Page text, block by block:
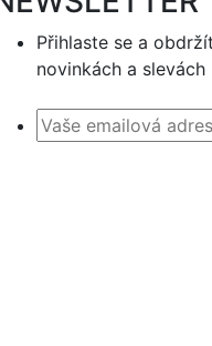
Přihlaste se a
novinkách a slevách